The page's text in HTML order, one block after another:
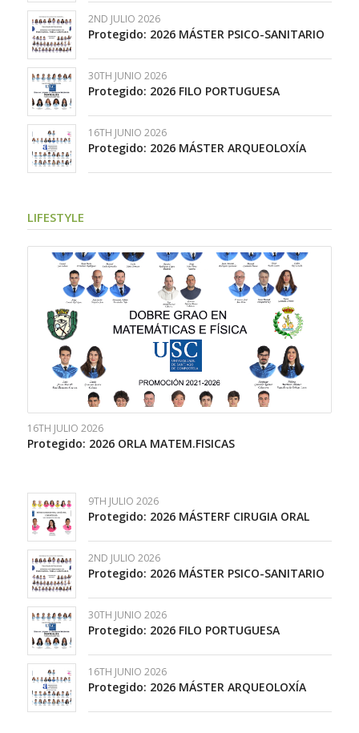
2ND JULIO 2026
Protegido: 2026 MÁSTER PSICO-SANITARIO
30TH JUNIO 2026
Protegido: 2026 FILO PORTUGUESA
16TH JUNIO 2026
Protegido: 2026 MÁSTER ARQUEOLOXÍA
LIFESTYLE
16TH JULIO 2026
Protegido: 2026 ORLA MATEM.FISICAS
9TH JULIO 2026
Protegido: 2026 MÁSTERF CIRUGIA ORAL
2ND JULIO 2026
Protegido: 2026 MÁSTER PSICO-SANITARIO
30TH JUNIO 2026
Protegido: 2026 FILO PORTUGUESA
16TH JUNIO 2026
Protegido: 2026 MÁSTER ARQUEOLOXÍA